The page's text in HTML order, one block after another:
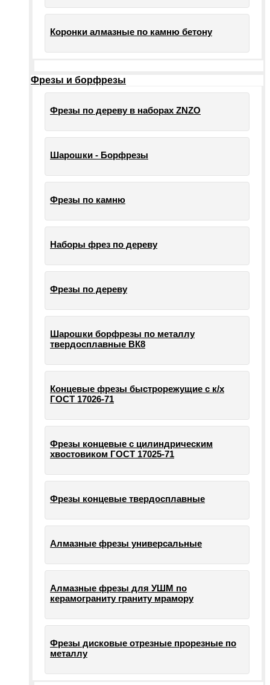
Коронки алмазные по камню бетону
Фрезы и борфрезы
Фрезы по дереву в наборах ZNZO
Шарошки - Борфрезы
Фрезы по камню
Наборы фрез по дереву
Фрезы по дереву
Шарошки борфрезы по металлу
твердосплавные ВК8
Концевые фрезы быстрорежущие с к/х
ГОСТ 17026-71
Фрезы концевые с цилиндрическим
хвостовиком ГОСТ 17025-71
Фрезы концевые твердосплавные
Алмазные фрезы универсальные
Алмазные фрезы для УШМ по
керамограниту граниту мрамору
Фрезы дисковые отрезные прорезные по
металлу